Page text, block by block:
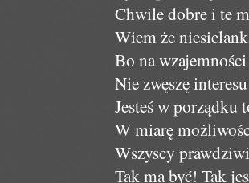
Chwile dobre i te
Wiem że
Bo na
Nie zwęszę
Jesteś w porządku
W miarę
Wszyscy
Tak ma być! Tak